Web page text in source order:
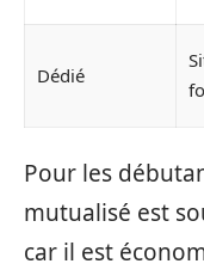
Dédié
Pour les
mutualisé est
car il est